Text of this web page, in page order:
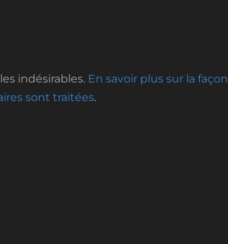
indésirables. En savoir plus sur la façon
sont traitées.